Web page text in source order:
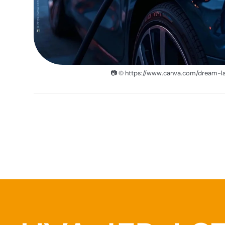
📷 © https://www.canva.com/dream-